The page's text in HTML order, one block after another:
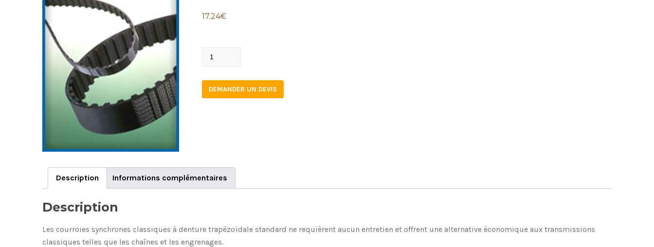
17.24€
300
075
STBDEMANDER UN DEVIS
Description Informations complémentaires
Description
Les courroies synchrones classiques à denture trapézoïdale standard ne requièrent aucun entretien et offrent une alternative économique aux transmissions
classiques telles que les chaînes et les engrenages.